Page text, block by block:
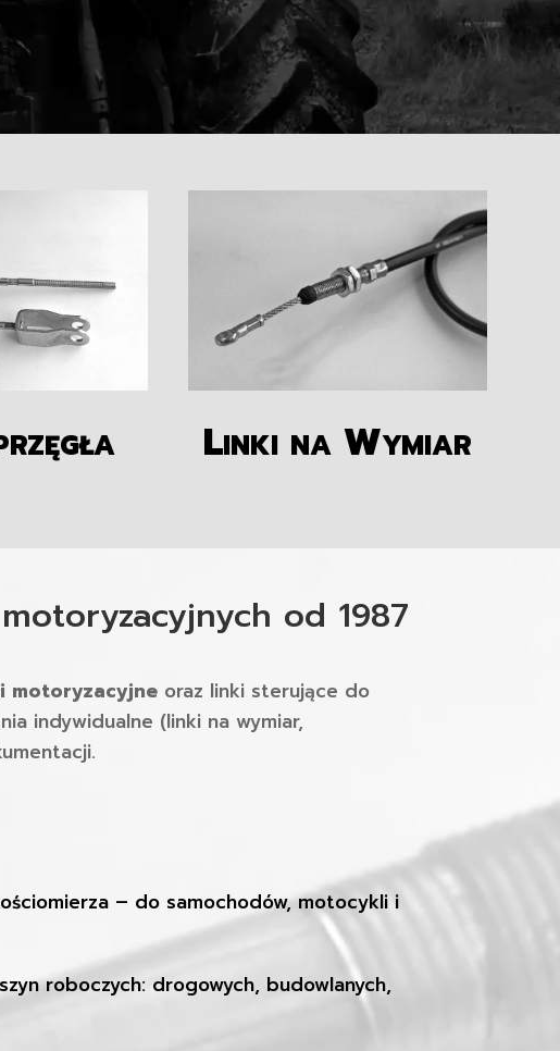
Linki na Wymiar
od 1987
motoryzacyjne oraz linki sterujące do
indywidualne (linki na wymiar,
– do samochodów, motocykli i
roboczych: drogowych, budowlanych,